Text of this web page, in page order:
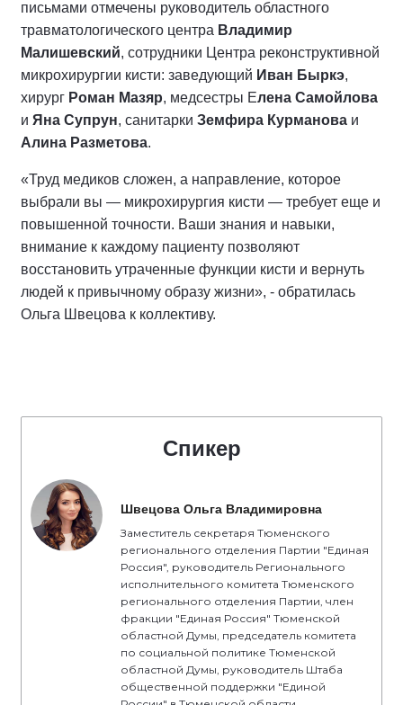
письмами отмечены руководитель областного
травматологического центра Владимир
Малишевский, сотрудники Центра реконструктивной
микрохирургии кисти: заведующий Иван Быркэ,
хирург Роман Мазяр, медсестры Елена Самойлова
и Яна Супрун, санитарки Земфира Курманова и
Алина Разметова.
«Труд медиков сложен, а направление, которое
выбрали вы — микрохирургия кисти — требует еще и
повышенной точности. Ваши знания и навыки,
внимание к каждому пациенту позволяют
восстановить утраченные функции кисти и вернуть
людей к привычному образу жизни», - обратилась
Ольга Швецова к коллективу.
Спикер
Швецова Ольга Владимировна
Заместитель секретаря Тюменского
регионального отделения Партии "Единая
Россия", руководитель Регионального
исполнительного комитета Тюменского
регионального отделения Партии, член
фракции "Единая Россия" Тюменской
областной Думы, председатель комитета
по социальной политике Тюменской
областной Думы, руководитель Штаба
общественной поддержки "Единой